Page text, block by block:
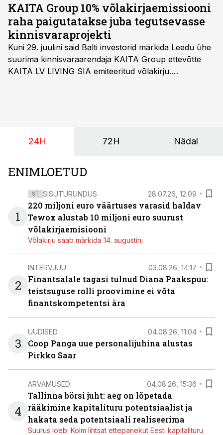
KAITA Group 10% võlakirjaemissiooni
raha paigutatakse juba tegutsevasse
kinnisvaraprojekti
Kuni 29. juulini said Balti investorid märkida Leedu ühe
suurima kinnisvaraarendaja KAITA Group ettevõtte
KAITA LV LIVING SIA emiteeritud võlakirju.
24H 72H Nädal
ENIMLOETUD
1
ST SISUTURUNDUS 28.07.26, 12:09
220 miljoni euro väärtuses varasid haldav
Tewox alustab 10 miljoni euro suurust
võlakirjaemisiooni
Võlakirju saab märkida 14. augustini
2
INTERVJUU 03.08.26, 14:17
Finantsalale tagasi tulnud Diana Paakspuu:
teistsuguse rolli proovimine ei võta
finantskompetentsi ära
3
UUDISED 04.08.26, 11:04
Coop Panga uue personalijuhina alustas
Pirkko Saar
4
ARVAMUSED 04.08.26, 15:36
Tallinna börsi juht: aeg on lõpetada
rääkimine kapitalituru potentsiaalist ja
hakata seda potentsiaali realiseerima
Suurus loeb. Kolm lihtsat ettepanekut Eesti kapitalituru